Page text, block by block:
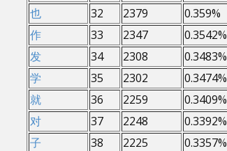
也
32 2379 0.359%
作
33 2347 0.3542%
发
34 2308 0.3483%
学
35 2302 0.3474%
就
36 2259 0.3409%
对
37 2248 0.3392%
子
38 2225 0.3357%